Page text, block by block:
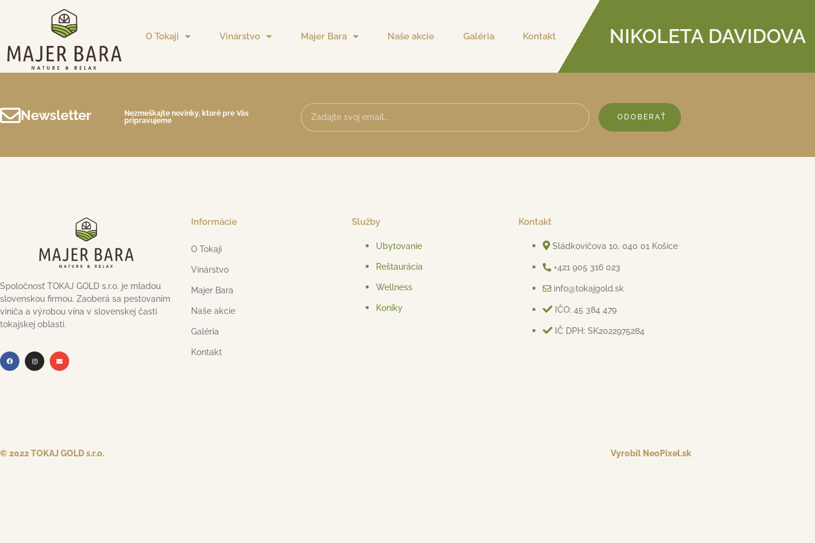
O Tokaji Vinárstvo Majer Bara Naše akcie Galéria Kontakt NIKOLETA DAVIDOVA
Newsletter
Nezmeškajte novinky, ktoré pre Vás
pripravujeme
ODOBERAŤ
Spoločnosť TOKAJ GOLD s.r.o. je mladou
slovenskou firmou. Zaoberá sa pestovaním
viniča a výrobou vína v slovenskej časti
tokajskej oblasti.
Informácie
O Tokaji
Vinárstvo
Majer Bara
Naše akcie
Galéria
Kontakt
Služby
Ubytovanie
Reštaurácia
Wellness
Koníky
Kontakt
Sládkovičova 10, 040 01 Košice
+421 905 316 023
info@tokajgold.sk
IČO: 45 384 479
IČ DPH: SK2022975284
© 2022 TOKAJ GOLD s.r.o. Vyrobil NeoPixel.sk